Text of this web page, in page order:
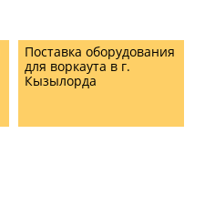
Поставка оборудования
для воркаута в г.
Кызылорда